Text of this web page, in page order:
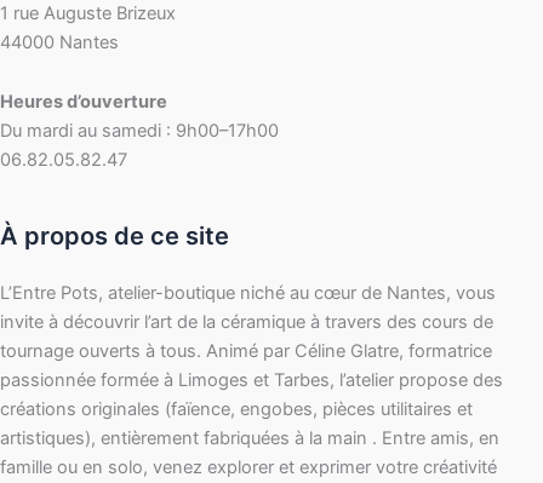
1 rue Auguste Brizeux
44000 Nantes
Heures d’ouverture
Du mardi au samedi : 9h00–17h00
06.82.05.82.47
À propos de ce site
L’Entre Pots, atelier-boutique niché au cœur de Nantes, vous
invite à découvrir l’art de la céramique à travers des cours de
tournage ouverts à tous. Animé par Céline Glatre, formatrice
passionnée formée à Limoges et Tarbes, l’atelier propose des
créations originales (faïence, engobes, pièces utilitaires et
artistiques), entièrement fabriquées à la main . Entre amis, en
famille ou en solo, venez explorer et exprimer votre créativité